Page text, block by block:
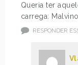
Queria ter
carrega:
RESPONDER